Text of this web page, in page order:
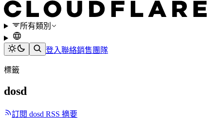
所有類別
登入聯絡銷售團隊
標籤
dosd
訂閱 dosd RSS 摘要